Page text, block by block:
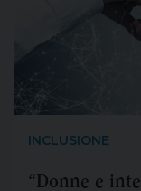
INCLUSIONE
“Donne e